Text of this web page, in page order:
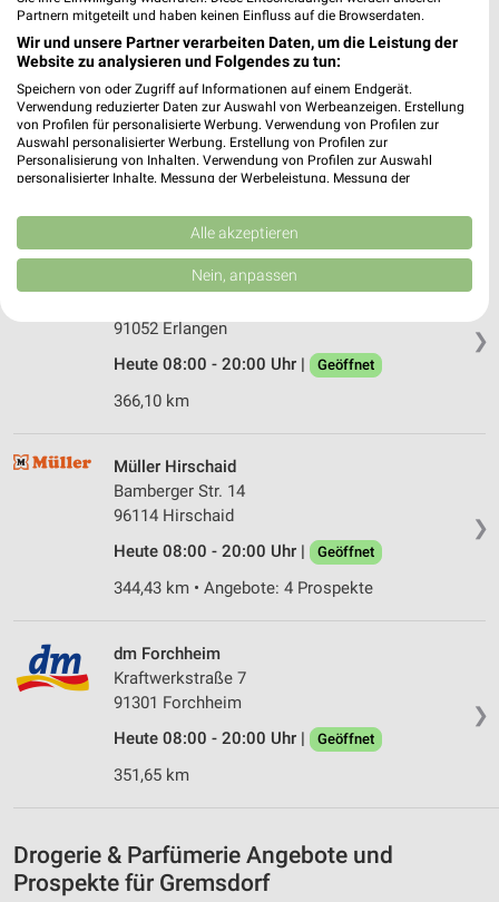
366,03 km
Müller Erlangen
Nürnberger Str. 10
91052 Erlangen
Heute 09:00 - 20:00 Uhr | Geöffnet
365,99 km • Angebote: 4 Prospekte
❯
dm Erlangen
91052 Erlangen
Heute 08:00 - 20:00 Uhr |
Geöffnet
366,10 km
❯
Müller Hirschaid
Bamberger Str. 14
96114 Hirschaid
Heute 08:00 - 20:00 Uhr |
Geöffnet
344,43 km • Angebote: 4 Prospekte
❯
dm Forchheim
Kraftwerkstraße 7
91301 Forchheim
Heute 08:00 - 20:00 Uhr |
Geöffnet
351,65 km
Drogerie & Parfümerie Angebote und
Prospekte für Gremsdorf
Partnern mitgeteilt und haben keinen Einfluss auf die Browserdaten.
Wir und unsere Partner verarbeiten Daten, um die Leistung der
Website zu analysieren und Folgendes zu tun:
Speichern von oder Zugriff auf Informationen auf einem Endgerät.
Verwendung reduzierter Daten zur Auswahl von Werbeanzeigen. Erstellung
von Profilen für personalisierte Werbung. Verwendung von Profilen zur
Auswahl personalisierter Werbung. Erstellung von Profilen zur
Personalisierung von Inhalten. Verwendung von Profilen zur Auswahl
personalisierter Inhalte. Messung der Werbeleistung. Messung der
Kombinationen von Daten aus verschiedenen Quellen. Entwicklung und
Verbesserung der Angebote. Verwendung reduzierter Daten zur Auswahl
von Inhalten.
Daten können außerhalb der Europäischen Union weitergegeben und in die
Website/App.
Partnerliste anzeigen (1 IAB-Anbieter)
IAB-Verarbeitungszwecke:
auf einem Endgerät
Verwendung reduzierter Daten zur Auswahl von
Verwendung von Profilen zur Auswahl
personalisierter Werbung
Erstellung von Profilen zur Personalisierung
Verwendung von Profilen zur Auswahl
personalisierter Inhalte
Messung der Performance von Inhalten
Alle akzeptieren
Nein, anpassen